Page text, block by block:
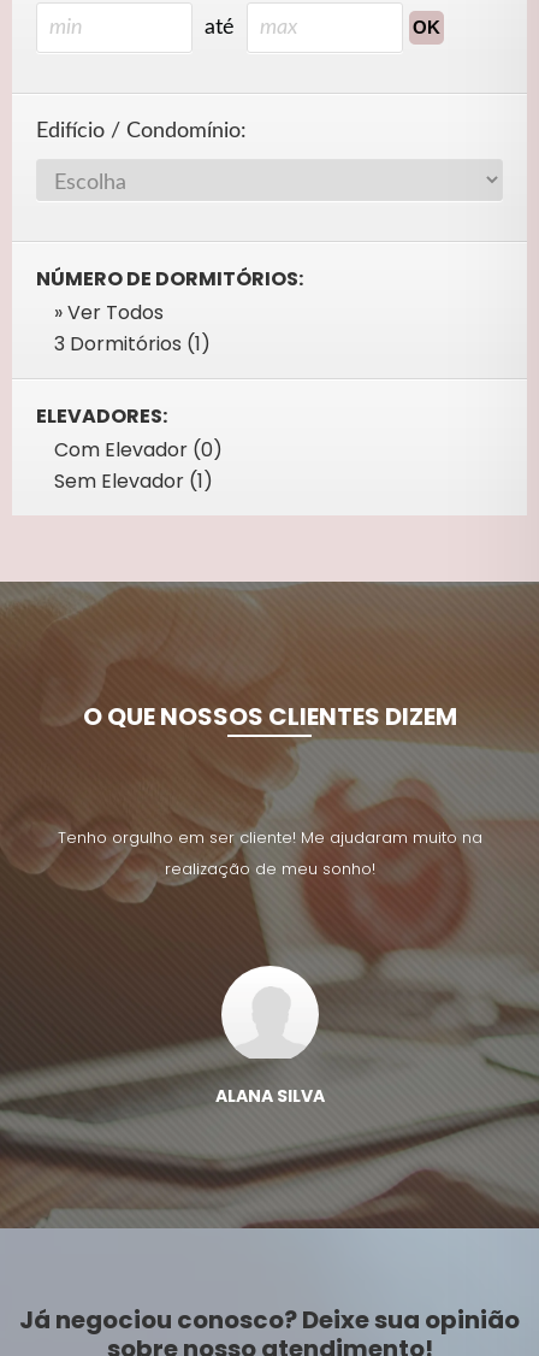
até
Edifício / Condomínio:
NÚMERO DE DORMITÓRIOS:
» Ver Todos
3 Dormitórios (1)
ELEVADORES:
Com Elevador (0)
Sem Elevador (1)
O QUE NOSSOS CLIENTES DIZEM
Tenho orgulho em ser cliente! Me ajudaram muito na
realização de meu sonho!
ALANA SILVA
Já negociou conosco? Deixe sua opinião
sobre nosso atendimento!